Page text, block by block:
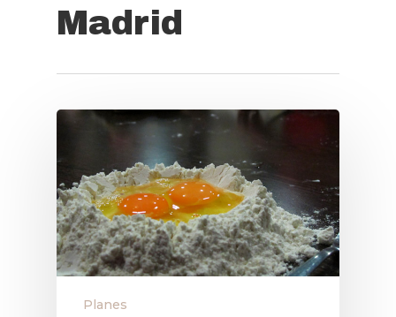
Madrid
Planes